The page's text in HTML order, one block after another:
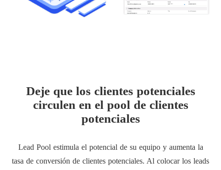
Deje que los clientes potenciales
circulen en el pool de clientes
potenciales
Lead Pool estimula el potencial de su equipo y aumenta la
tasa de conversión de clientes potenciales. Al colocar los leads